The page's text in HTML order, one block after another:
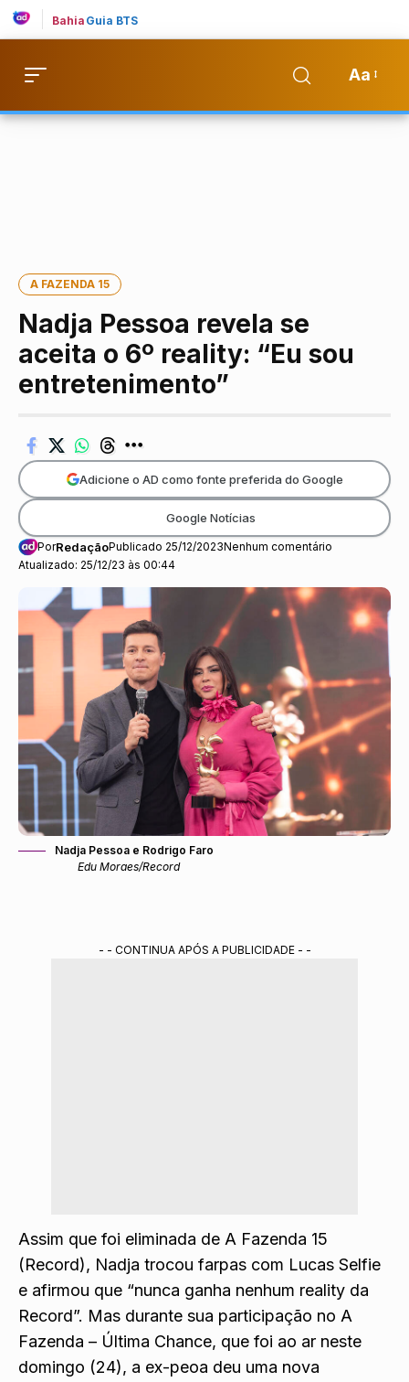
Bahia Guia BTS
Aa
A FAZENDA 15
Nadja Pessoa revela se
aceita o 6º reality: “Eu sou
entretenimento”
Atualizado: 25/12/23 às 00:44
PorRedaçãoPublicado 25/12/2023Nenhum comentário
Adicione o AD como fonte preferida do Google
Google Notícias
Nadja Pessoa e Rodrigo Faro
Edu Moraes/Record
- - CONTINUA APÓS A PUBLICIDADE - -
Assim que foi eliminada de A Fazenda 15
(Record), Nadja trocou farpas com Lucas Selfie
e afirmou que “nunca ganha nenhum reality da
Record”. Mas durante sua participação no A
Fazenda – Última Chance, que foi ao ar neste
domingo (24), a ex-peoa deu uma nova